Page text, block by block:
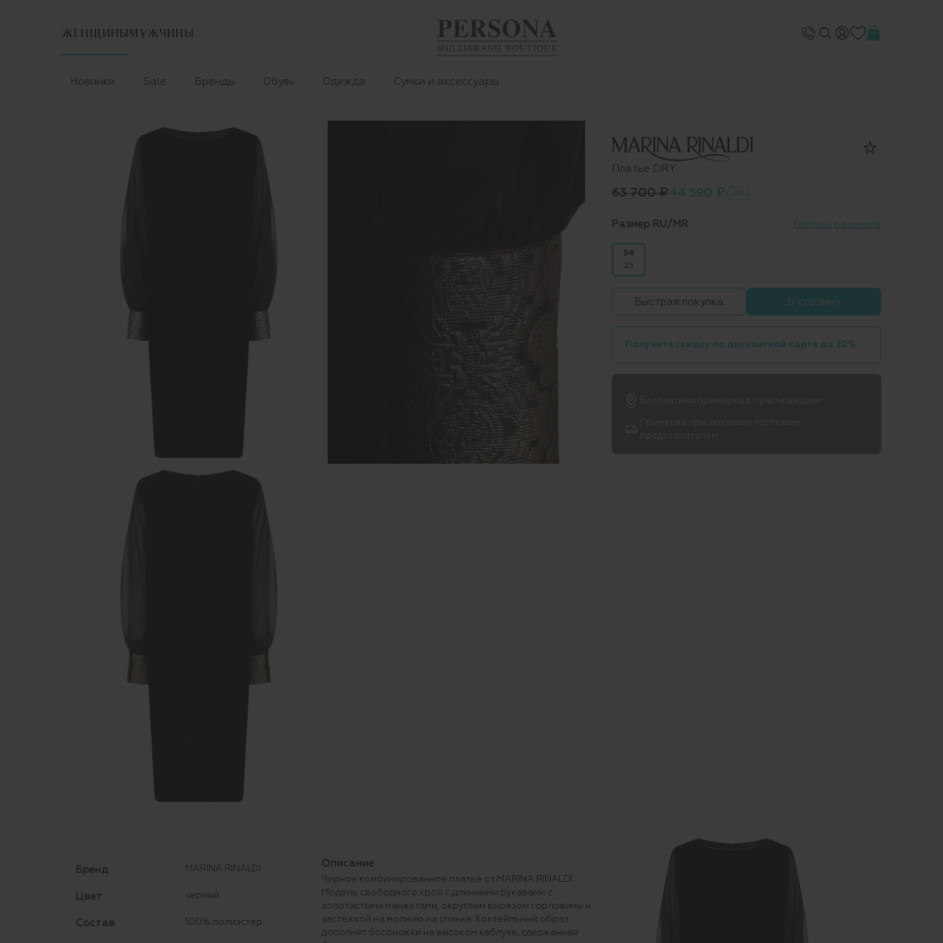
ЖЕНЩИНЫ МУЖЧИНЫ
Новинки Sale Бренды Обувь Одежда Сумки и аксессуары
Платье DRY
63 700 ₽44 590 ₽ -30%
Размер RU/MR Таблица размеров
54
25
Быстрая покупка В корзину
Получите скидку по дисконтной карте до 20%
Бренд MARINA RINALDI
Цвет черный
Состав 100% полиэстер
Описание
Черное комбинированное платье от MARINA RINALDI.
Модель свободного кроя с длинными рукавами с
золотистыми манжетами, округлым вырезом горловины и
застежкой на молнию на спинке. Коктейльный образ
дополнят босоножки на высоком каблуке, сдержанная